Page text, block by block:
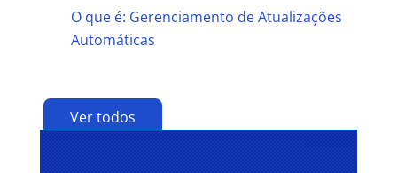
O que é: Gerenciamento de Atualizações
Automáticas
Ver todos